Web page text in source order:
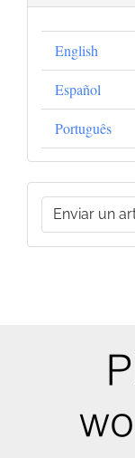
English
Español
Português
Enviar
unEnviar un